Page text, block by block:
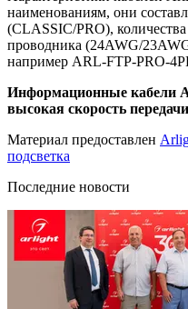
наименованиям, они
(CLASSIC/PRO),
проводника (24AWG/
например ARL-FTP-PRO-
Информационные кабели
высокая скорость
Материал предоставлен
подсветка
Последние новости